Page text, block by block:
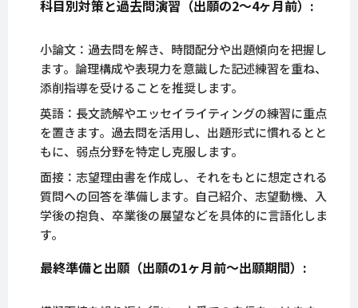
科目別対策と過去問演習（出願の2〜4ヶ月前）:
小論文：過去問を解き、時間配分や出題傾向を把握し
ます。論理構成や表現力を意識した記述練習を重ね、
添削指導を受けることを推奨します。
英語：長文読解やエッセイライティングの練習に重点
を置きます。過去問を活用し、出題形式に慣れるとと
もに、弱点分野を特定し克服します。
面接：志望理由書を作成し、それをもとに想定される
質問への回答を準備します。自己紹介、志望動機、入
学後の抱負、卒業後の展望などを具体的に言語化しま
す。
最終準備と出願（出願の1ヶ月前〜出願期間）: